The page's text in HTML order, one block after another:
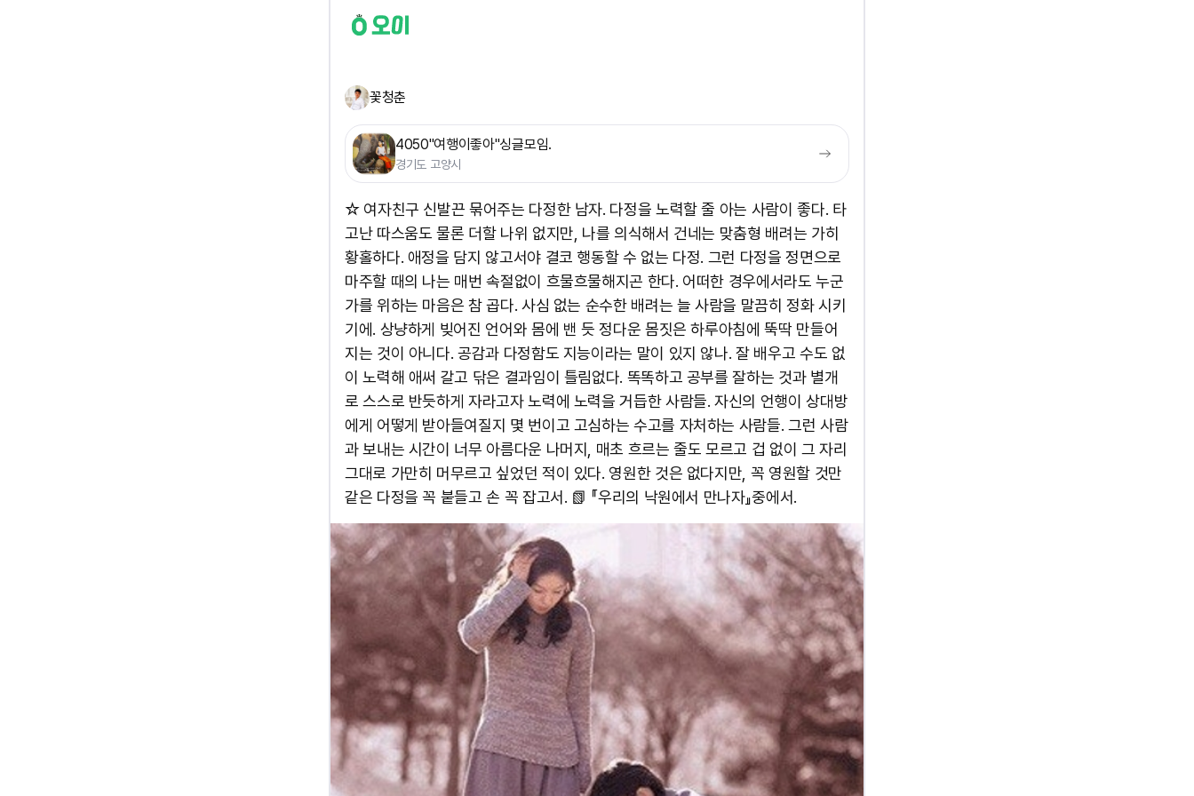
꽃청춘
4050"여행이좋아"싱글모임.
경기도 고양시
☆ 여자친구 신발끈 묶어주는 다정한 남자. 다정을 노력할 줄 아는 사람이 좋다. 타
고난 따스움도 물론 더할 나위 없지만, 나를 의식해서 건네는 맞춤형 배려는 가히
황홀하다. 애정을 담지 않고서야 결코 행동할 수 없는 다정. 그런 다정을 정면으로
마주할 때의 나는 매번 속절없이 흐물흐물해지곤 한다. 어떠한 경우에서라도 누군
가를 위하는 마음은 참 곱다. 사심 없는 순수한 배려는 늘 사람을 말끔히 정화 시키
기에. 상냥하게 빚어진 언어와 몸에 밴 듯 정다운 몸짓은 하루아침에 뚝딱 만들어
지는 것이 아니다. 공감과 다정함도 지능이라는 말이 있지 않나. 잘 배우고 수도 없
이 노력해 애써 갈고 닦은 결과임이 틀림없다. 똑똑하고 공부를 잘하는 것과 별개
로 스스로 반듯하게 자라고자 노력에 노력을 거듭한 사람들. 자신의 언행이 상대방
에게 어떻게 받아들여질지 몇 번이고 고심하는 수고를 자처하는 사람들. 그런 사람
과 보내는 시간이 너무 아름다운 나머지, 매초 흐르는 줄도 모르고 겁 없이 그 자리
그대로 가만히 머무르고 싶었던 적이 있다. 영원한 것은 없다지만, 꼭 영원할 것만
같은 다정을 꼭 붙들고 손 꼭 잡고서. 📗 『우리의 낙원에서 만나자』중에서.